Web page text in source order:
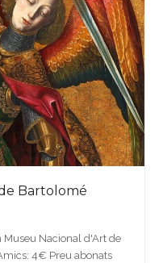
Bartolomé
Nacional d'Art de
4€ Preu abonats